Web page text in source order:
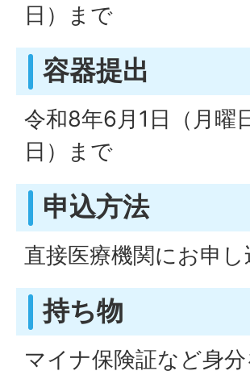
日）まで
容器提出
令和8年6月1日（月曜
日）まで
申込方法
直接医療機関にお申
持ち物
マイナ保険証など身